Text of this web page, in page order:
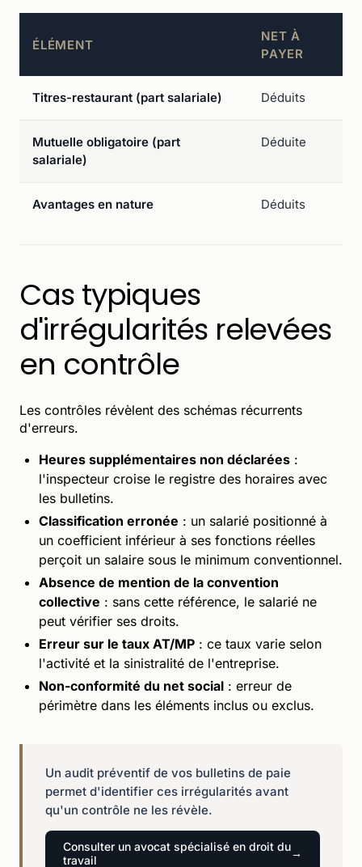
ÉLÉMENT
NET À
PAYER
Titres-restaurant (part salariale) Déduits
Mutuelle obligatoire (part
salariale)
Déduite
Avantages en nature Déduits
Cas typiques
d'irrégularités relevées
en contrôle
Les contrôles révèlent des schémas récurrents
d'erreurs.
Heures supplémentaires non déclarées :
l'inspecteur croise le registre des horaires avec
les bulletins.
Classification erronée : un salarié positionné à
un coefficient inférieur à ses fonctions réelles
perçoit un salaire sous le minimum conventionnel.
Absence de mention de la convention
collective : sans cette référence, le salarié ne
peut vérifier ses droits.
Erreur sur le taux AT/MP : ce taux varie selon
l'activité et la sinistralité de l'entreprise.
Non-conformité du net social : erreur de
périmètre dans les éléments inclus ou exclus.
Un audit préventif de vos bulletins de paie
permet d'identifier ces irrégularités avant
qu'un contrôle ne les révèle.
Consulter un avocat spécialisé en droit du
travail